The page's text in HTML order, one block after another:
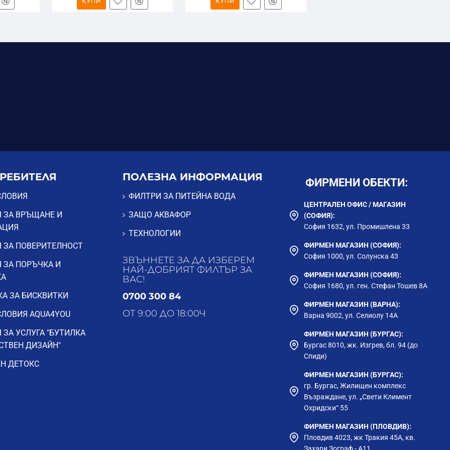
модулитеАквафор B200(за стандартна вода).
ЗА ВРЪЩАНЕ И
ЗА ПОВЕРИТЕЛНОСТ
ЗА ПОРЪЧКА И
ЗА БИСКВИТКИ
AQUA4YOU
УСЛУГА "БУТИЛКА
ДИЗАЙН"
ДЕТОКС
ПОЛЕЗНА ИНФОРМАЦИЯ
ФИЛТРИ ЗА ПИТЕЙНА ВОДА
ЗАЩО АКВАФОР
ТЕХНОЛОГИИ
ЗВЪННЕТЕ ЗА ДА ИЗБЕРЕМ
НАЙ-ДОБРИЯТ ФИЛТЪР ЗА
ВАС!
0700 300 84
ОТ 9:00 ДО 18:00Ч
ФИРМЕНИ ОБЕКТИ:
ЦЕНТРАЛЕН ОФИС / МАГАЗИН
(СОФИЯ):
София 1632, ул. Промишлена 33
ФИРМЕН МАГАЗИН (СОФИЯ):
София 1000, ул. Солунска 43
ФИРМЕН МАГАЗИН (СОФИЯ):
София 1680, ул. ген. Стефан Тошев 8А
ФИРМЕН МАГАЗИН (ВАРНА):
Варна 9002, ул. Селиолу 14А
ФИРМЕН МАГАЗИН (БУРГАС):
Бургас 8010, жк. Изгрев, бл. 94 (до
Спиди)
ФИРМЕН МАГАЗИН (БУРГАС):
гр. Бургас, Жилищен комплекс
Възраждане, ул. „Свети Климент
Охридски“ 55
ФИРМЕН МАГАЗИН (ПЛОВДИВ):
Пловдив 4023, жк Тракия 45А, кв.